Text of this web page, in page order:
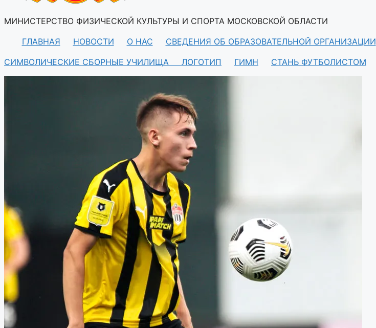
МИНИСТЕРСТВО ФИЗИЧЕСКОЙ КУЛЬТУРЫ И СПОРТА МОСКОВСКОЙ ОБЛАСТИ
ГЛАВНАЯ
НОВОСТИ О НАС СВЕДЕНИЯ ОБ ОБРАЗОВАТЕЛЬНОЙ ОРГАНИЗАЦИИ
СИМВОЛИЧЕСКИЕ СБОРНЫЕ УЧИЛИЩА ЛОГОТИП ГИМН СТАНЬ ФУТБОЛИСТОМ